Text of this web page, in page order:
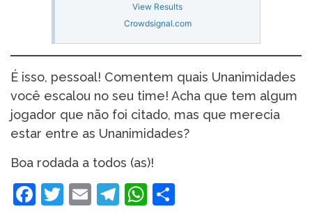
View Results
Crowdsignal.com
É isso, pessoal! Comentem quais Unanimidades
você escalou no seu time! Acha que tem algum
jogador que não foi citado, mas que merecia
estar entre as Unanimidades?
Boa rodada a todos (as)!
Facebook
Twitter
EmailTelegram
WhatsApp